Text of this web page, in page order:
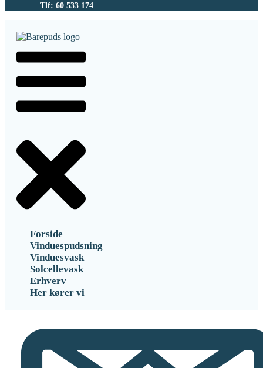
Tlf: 60 533 174
Forside
Vinduespudsning
Vinduesvask
Solcellevask
Erhverv
Her kører vi